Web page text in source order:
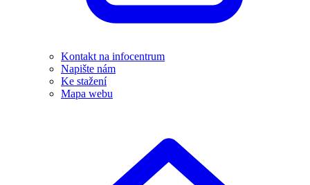
Kontakt na infocentrum
Napište nám
Ke stažení
Mapa webu